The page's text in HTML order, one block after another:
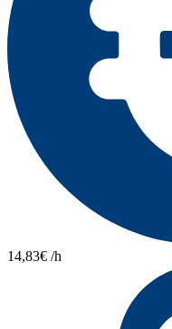
14,83€ /h